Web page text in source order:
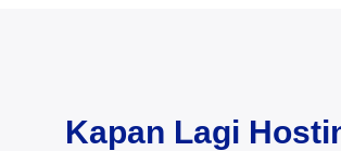
Kapan Lagi